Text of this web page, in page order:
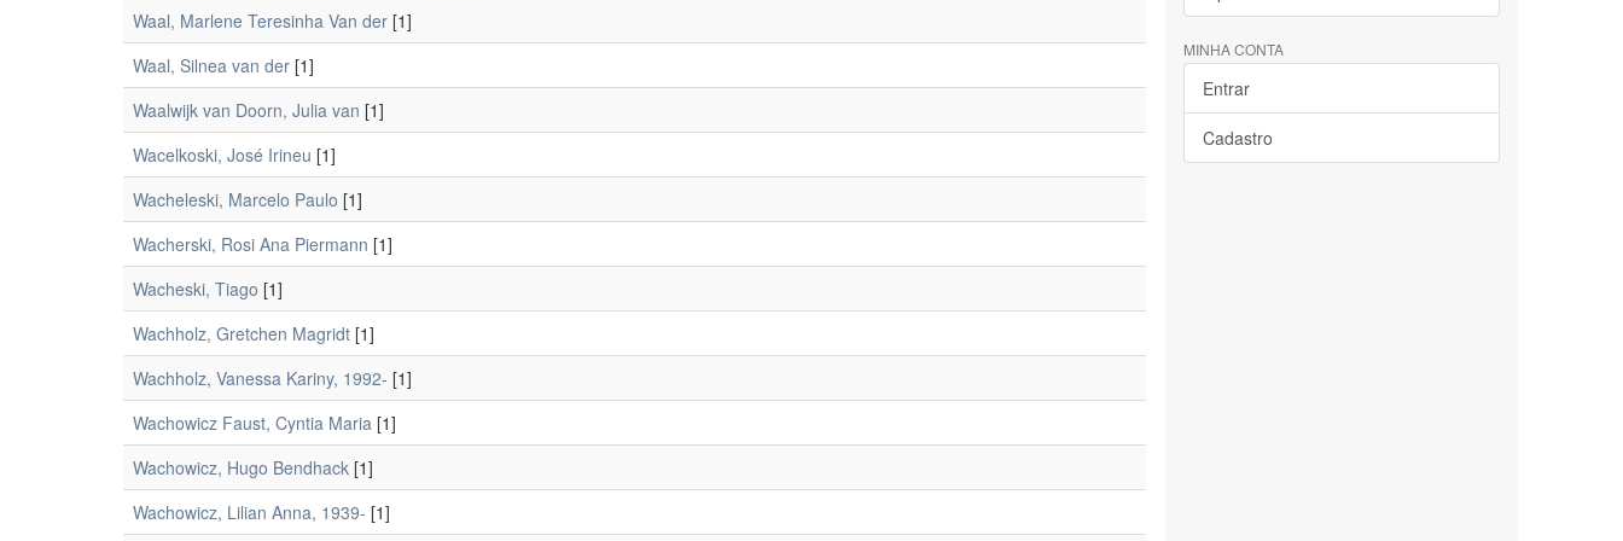
Waal, Marlene Teresinha Van der [1]
Waal, Silnea van der [1]
Waalwijk van Doorn, Julia van [1]
Wacelkoski, José Irineu [1]
Wacheleski, Marcelo Paulo [1]
Wacherski, Rosi Ana Piermann [1]
Wacheski, Tiago [1]
Wachholz, Gretchen Magridt [1]
Wachholz, Vanessa Kariny, 1992- [1]
Wachowicz Faust, Cyntia Maria [1]
Wachowicz, Hugo Bendhack [1]
Wachowicz, Lilian Anna, 1939- [1]
MINHA CONTA
Entrar
Cadastro